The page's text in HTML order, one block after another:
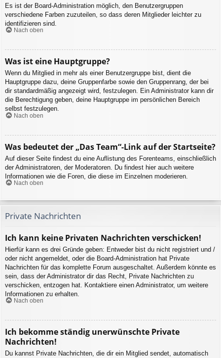
Es ist der Board-Administration möglich, den Benutzergruppen
verschiedene Farben zuzuteilen, so dass deren Mitglieder leichter zu
identifizieren sind.
Nach oben
Was ist eine Hauptgruppe?
Wenn du Mitglied in mehr als einer Benutzergruppe bist, dient die
Hauptgruppe dazu, deine Gruppenfarbe sowie den Gruppenrang, der bei
dir standardmäßig angezeigt wird, festzulegen. Ein Administrator kann dir
die Berechtigung geben, deine Hauptgruppe im persönlichen Bereich
selbst festzulegen.
Nach oben
Was bedeutet der „Das Team“-Link auf der Startseite?
Auf dieser Seite findest du eine Auflistung des Forenteams, einschließlich
der Administratoren, der Moderatoren. Du findest hier auch weitere
Informationen wie die Foren, die diese im Einzelnen moderieren.
Nach oben
Private Nachrichten
Ich kann keine Privaten Nachrichten verschicken!
Hierfür kann es drei Gründe geben: Entweder bist du nicht registriert und /
oder nicht angemeldet, oder die Board-Administration hat Private
Nachrichten für das komplette Forum ausgeschaltet. Außerdem könnte es
sein, dass der Administrator dir das Recht, Private Nachrichten zu
verschicken, entzogen hat. Kontaktiere einen Administrator, um weitere
Informationen zu erhalten.
Nach oben
Ich bekomme ständig unerwünschte Private
Nachrichten!
Du kannst Private Nachrichten, die dir ein Mitglied sendet, automatisch